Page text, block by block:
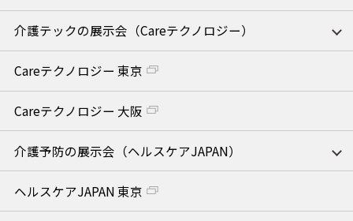
介護テックの展示会（Careテクノロジー）
Careテクノロジー 東京
Careテクノロジー 大阪
介護予防の展示会（ヘルスケアJAPAN）
ヘルスケアJAPAN 東京